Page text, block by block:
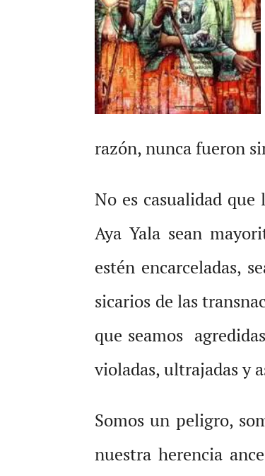
razón, nunca fueron
No es casualidad
Aya Yala sean
estén encarceladas,
sicarios de las
que seamos
violadas, ultrajadas y
Somos un peligro,
nuestra herencia